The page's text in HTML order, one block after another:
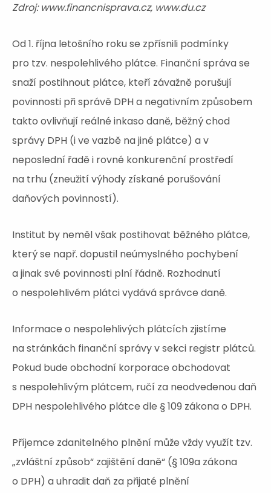
Zdroj: www.financnisprava.cz, www.du.cz
Od 1. října letošního roku se zpřísnili podmínky
pro tzv. nespolehlivého plátce. Finanční správa se
snaží postihnout plátce, kteří závažně porušují
povinnosti při správě DPH a negativním způsobem
takto ovlivňují reálné inkaso daně, běžný chod
správy DPH (i ve vazbě na jiné plátce) a v
neposlední řadě i rovné konkurenční prostředí
na trhu (zneužití výhody získané porušování
daňových povinností).
Institut by neměl však postihovat běžného plátce,
který se např. dopustil neúmyslného pochybení
a jinak své povinnosti plní řádně. Rozhodnutí
o nespolehlivém plátci vydává správce daně.
Informace o nespolehlivých plátcích zjistíme
na stránkách finanční správy v sekci registr plátců.
Pokud bude obchodní korporace obchodovat
s nespolehlivým plátcem, ručí za neodvedenou daň
DPH nespolehlivého plátce dle § 109 zákona o DPH.
Příjemce zdanitelného plnění může vždy využít tzv.
„zvláštní způsob“ zajištění daně“ (§ 109a zákona
o DPH) a uhradit daň za přijaté plnění